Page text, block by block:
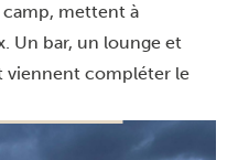
mettent à
Un bar, un lounge et
viennent compléter le